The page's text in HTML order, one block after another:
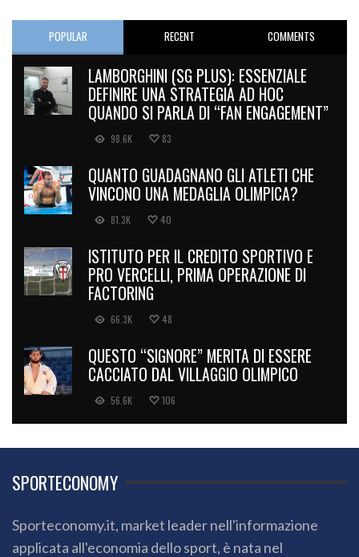
POPULAR RECENT COMMENTS
LAMBORGHINI (SG PLUS): ESSENZIALE
DEFINIRE UNA STRATEGIA AD HOC
QUANDO SI PARLA DI “FAN ENGAGEMENT”
98.6K 83
QUANTO GUADAGNANO GLI ATLETI CHE
VINCONO UNA MEDAGLIA OLIMPICA?
81.3K 40
ISTITUTO PER IL CREDITO SPORTIVO E
PRO VERCELLI, PRIMA OPERAZIONE DI
FACTORING
66.3K 48
QUESTO “SIGNORE” MERITA DI ESSERE
CACCIATO DAL VILLAGGIO OLIMPICO
56.6K 106
SPORTECONOMY
Sporteconomy.it, market leader nell'informazione
applicata all'economia dello sport, è nata nel